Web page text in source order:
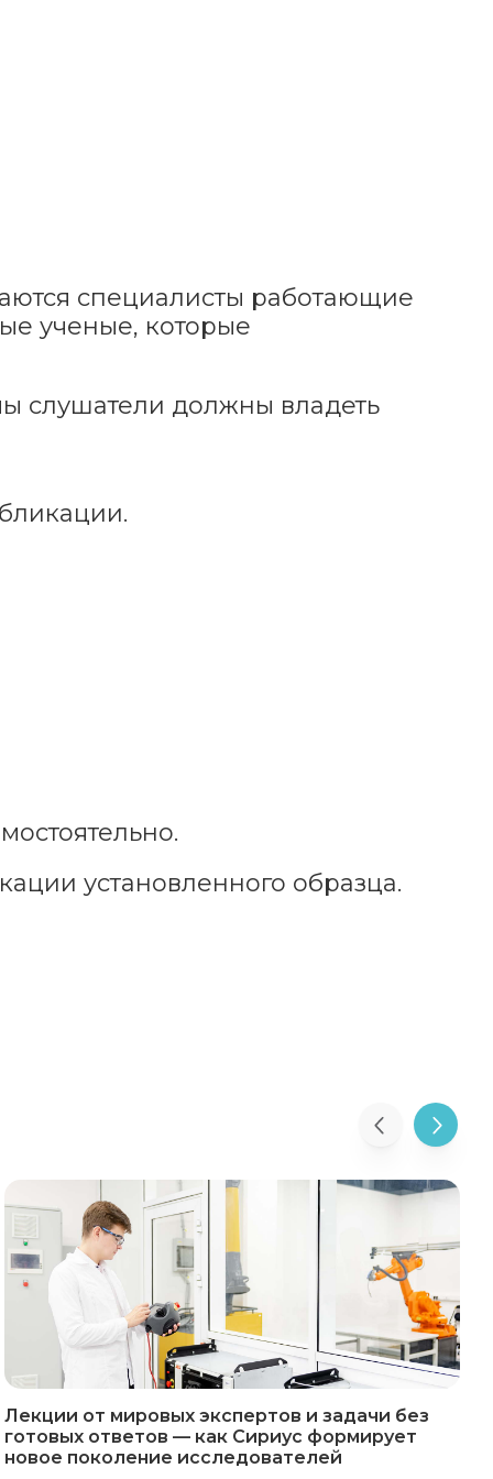
специалисты работающие
ученые, которые
слушатели должны владеть
установленного образца.
Лекции от мировых экспертов и задачи без
готовых ответов — как Сириус формирует
новое поколение исследователей